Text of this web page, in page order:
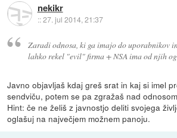
nekikr
::27. jul 2014, 21:37
Zaradi odnosa, ki ga imajo do uporabnikov
lahko rekel "evil" firma + NSA ima od njih
Javno objavljaš kdaj greš srat in kaj si imel
sendviču, potem se pa zgražaš nad
Hint: če ne želiš z javnostjo deliti svojega
oglašuj na največjem možnem panoju.